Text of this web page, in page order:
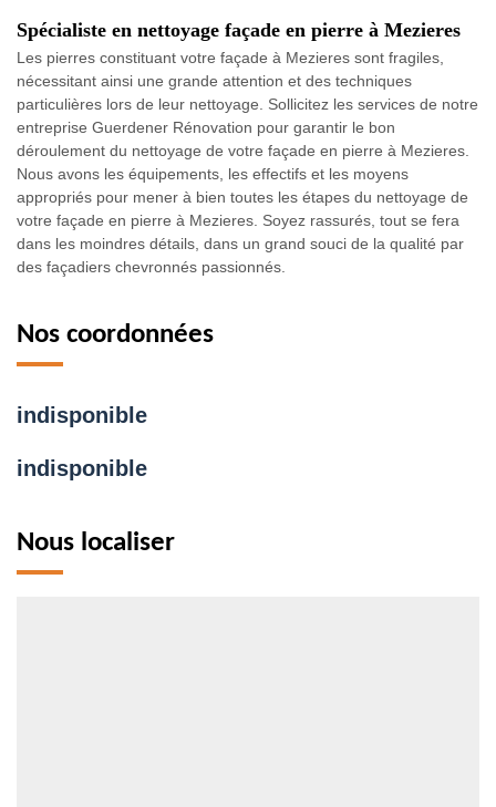
Spécialiste en nettoyage façade en pierre à Mezieres
Les pierres constituant votre façade à Mezieres sont fragiles,
nécessitant ainsi une grande attention et des techniques
particulières lors de leur nettoyage. Sollicitez les services de notre
entreprise Guerdener Rénovation pour garantir le bon
déroulement du nettoyage de votre façade en pierre à Mezieres.
Nous avons les équipements, les effectifs et les moyens
appropriés pour mener à bien toutes les étapes du nettoyage de
votre façade en pierre à Mezieres. Soyez rassurés, tout se fera
dans les moindres détails, dans un grand souci de la qualité par
des façadiers chevronnés passionnés.
Nos coordonnées
indisponible
indisponible
Nous localiser